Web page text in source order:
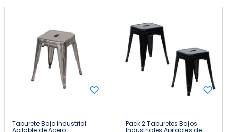
Taburete Bajo Industrial Pack 2 Taburetes Bajos